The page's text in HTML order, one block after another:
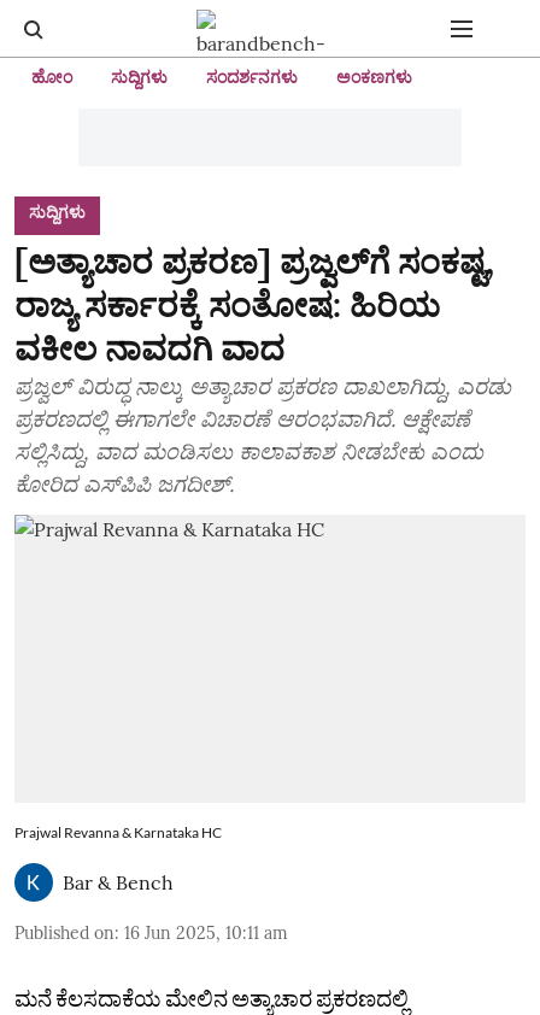
ಹೋಂ ಸುದ್ದಿಗಳು ಸಂದರ್ಶನಗಳು ಅಂಕಣಗಳು
ಸುದ್ದಿಗಳು
[ಅತ್ಯಾಚಾರ ಪ್ರಕರಣ] ಪ್ರಜ್ವಲ್‌ಗೆ ಸಂಕಷ್ಟ,
ರಾಜ್ಯ ಸರ್ಕಾರಕ್ಕೆ ಸಂತೋಷ: ಹಿರಿಯ
ವಕೀಲ ನಾವದಗಿ ವಾದ
ಪ್ರಜ್ವಲ್‌ ವಿರುದ್ಧ ನಾಲ್ಕು ಅತ್ಯಾಚಾರ ಪ್ರಕರಣ ದಾಖಲಾಗಿದ್ದು, ಎರಡು
ಪ್ರಕರಣದಲ್ಲಿ ಈಗಾಗಲೇ ವಿಚಾರಣೆ ಆರಂಭವಾಗಿದೆ. ಆಕ್ಷೇಪಣೆ
ಸಲ್ಲಿಸಿದ್ದು, ವಾದ ಮಂಡಿಸಲು ಕಾಲಾವಕಾಶ ನೀಡಬೇಕು ಎಂದು
ಕೋರಿದ ಎಸ್‌ಪಿಪಿ ಜಗದೀಶ್‌.
Prajwal Revanna & Karnataka HC
Bar & Bench
Published on: 16 Jun 2025, 10:11 am
ಮನೆ ಕೆಲಸದಾಕೆಯ ಮೇಲಿನ ಅತ್ಯಾಚಾರ ಪ್ರಕರಣದಲ್ಲಿ